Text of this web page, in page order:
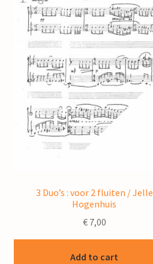
3 Duo’s : voor 2 fluiten / Jelle
Hogenhuis
€7,00
Add to cart